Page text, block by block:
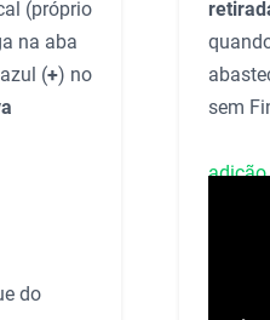
(próprio
na aba
(+) no
do
sem